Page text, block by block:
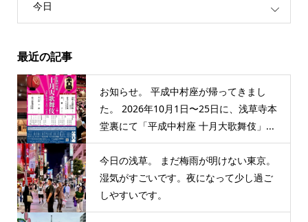
今日
最近の記事
お知らせ。 平成中村座が帰ってきまし
た。 2026年10月1日〜25日に、浅草寺本
堂裏にて「平成中村座 十月大歌舞伎」...
今日の浅草。 まだ梅雨が明けない東京。
湿気がすごいです。夜になって少し過ご
しやすいです。